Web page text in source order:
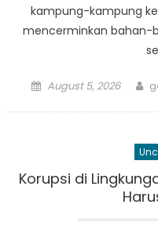
kampung-kampung
mencerminkan bahan-
Posted
August 5, 2026
Korupsi di